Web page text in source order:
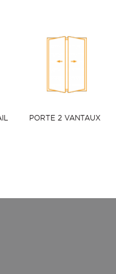
couleur Blanc 9016
PORTE 2 VANTAUX